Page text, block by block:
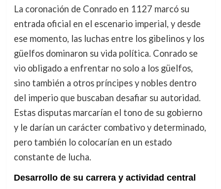
La coronación de Conrado en 1127 marcó su
entrada oficial en el escenario imperial, y desde
ese momento, las luchas entre los gibelinos y los
güelfos dominaron su vida política. Conrado se
vio obligado a enfrentar no solo a los güelfos,
sino también a otros príncipes y nobles dentro
del imperio que buscaban desafiar su autoridad.
Estas disputas marcarían el tono de su gobierno
y le darían un carácter combativo y determinado,
pero también lo colocarían en un estado
constante de lucha.
Desarrollo de su carrera y actividad central